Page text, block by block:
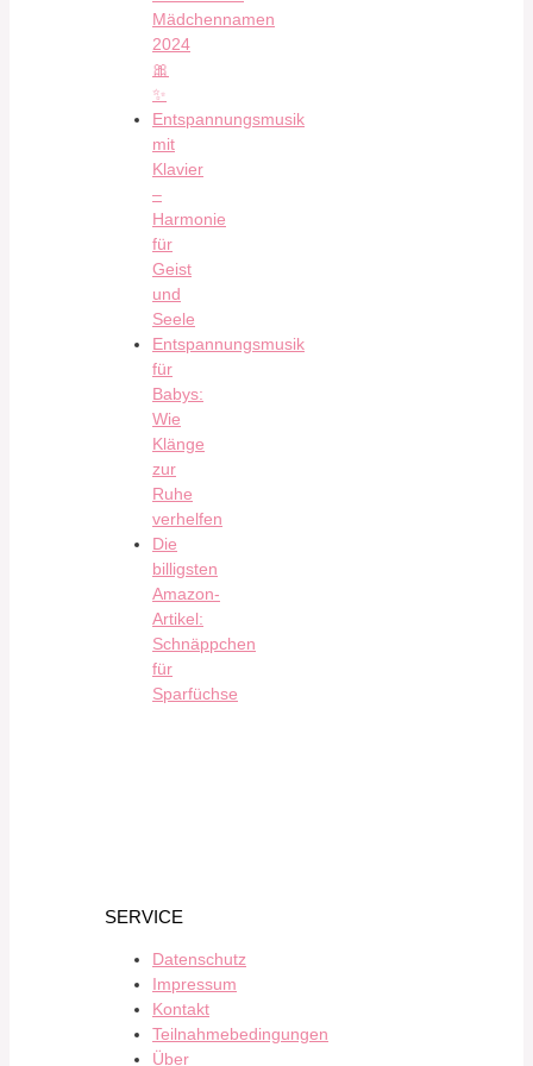
Mädchennamen
2024
🎀
✨
Entspannungsmusik
mit
Klavier
–
Harmonie
für
Geist
und
Seele
Entspannungsmusik
für
Babys:
Wie
Klänge
zur
Ruhe
verhelfen
Die
billigsten
Amazon-
Artikel:
Schnäppchen
für
Sparfüchse
SERVICE
Datenschutz
Impressum
Kontakt
Teilnahmebedingungen
Über